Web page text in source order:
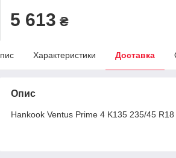
5 613 ₴
Характеристики Доставка
Опис
Hankook Ventus Prime 4 K135 235/45 R18